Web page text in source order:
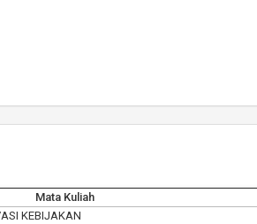
Mata Kuliah
KEBIJAKAN